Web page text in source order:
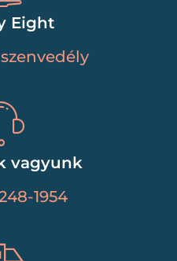
Eight
vagyunk
1954